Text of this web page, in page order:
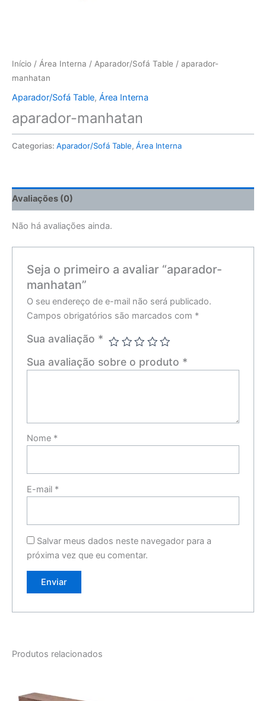
Início / Área Interna / Aparador/Sofá Table / aparador-
manhatan
Aparador/Sofá Table, Área Interna
aparador-manhatan
Categorias: Aparador/Sofá Table, Área Interna
Avaliações (0)
Não há avaliações ainda.
Seja o primeiro a avaliar “aparador-
manhatan”
O seu endereço de e-mail não será publicado.
Campos obrigatórios são marcados com *
Sua avaliação *
Sua avaliação sobre o produto *
Nome *
E-mail *
Salvar meus dados neste navegador para a
próxima vez que eu comentar.
Produtos relacionados